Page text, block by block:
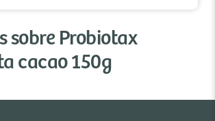
sobre Probiotax
cacao 150g